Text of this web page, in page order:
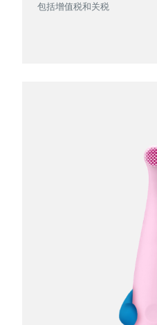
包括增值税和关税
包括增值税和关税
包括增值税和关税